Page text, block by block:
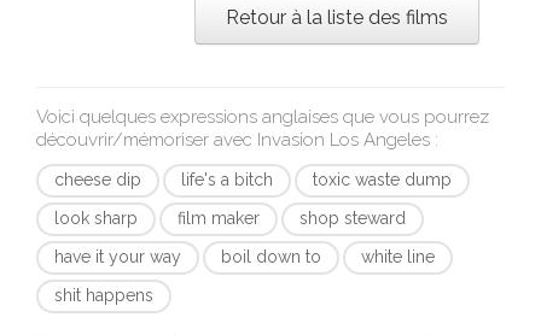
Retour à la liste des films
Voici quelques expressions anglaises que vous pourrez
découvrir/mémoriser avec Invasion Los Angeles :
cheese dip life's a bitch
toxic waste dump
look sharp
film maker
shop steward
have it your way
boil down to
white line
shit happens